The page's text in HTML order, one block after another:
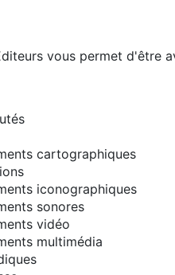
vous permet d'être
cartographiques
iconographiques
sonores
vidéo
multimédia